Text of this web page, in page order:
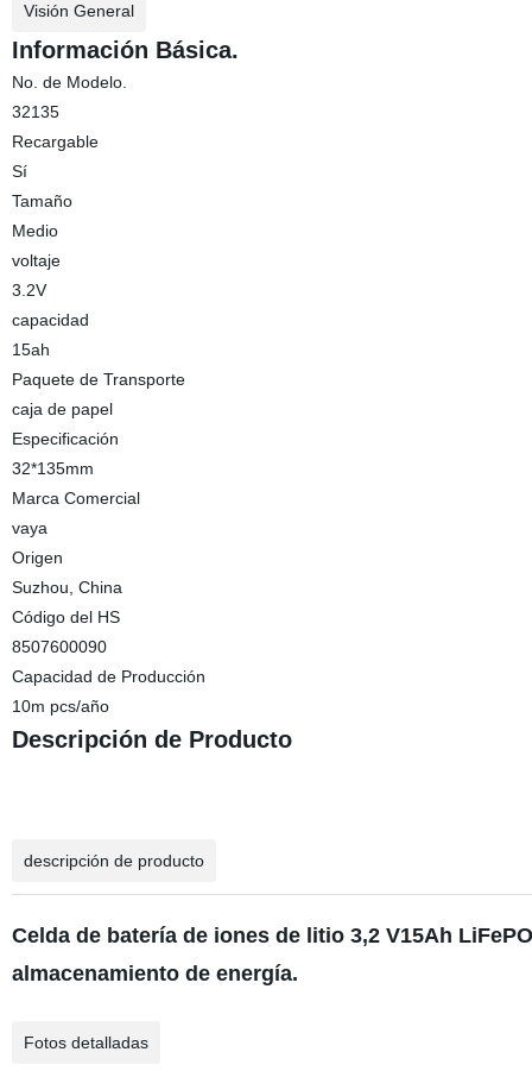
Visión General
Información Básica.
No. de Modelo.
32135
Recargable
Sí
Tamaño
Medio
voltaje
3.2V
capacidad
15ah
Paquete de Transporte
caja de papel
Especificación
32*135mm
Marca Comercial
vaya
Origen
Suzhou, China
Código del HS
8507600090
Capacidad de Producción
10m pcs/año
Descripción de Producto
descripción de producto
Celda de batería de iones de litio 3,2 V15Ah
almacenamiento de energía.
Fotos detalladas